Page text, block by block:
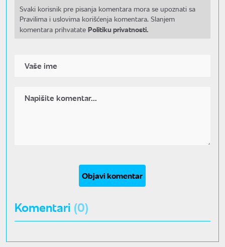
Svaki korisnik pre pisanja komentara mora se upoznati sa
Pravilima i uslovima korišćenja komentara. Slanjem
komentara prihvatate Politiku privatnosti.
Objavi komentar
Komentari (0)